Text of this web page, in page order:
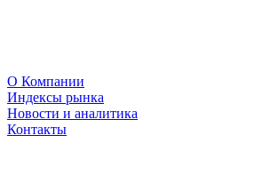
О Компании
Индексы рынка
Новости и аналитика
Контакты